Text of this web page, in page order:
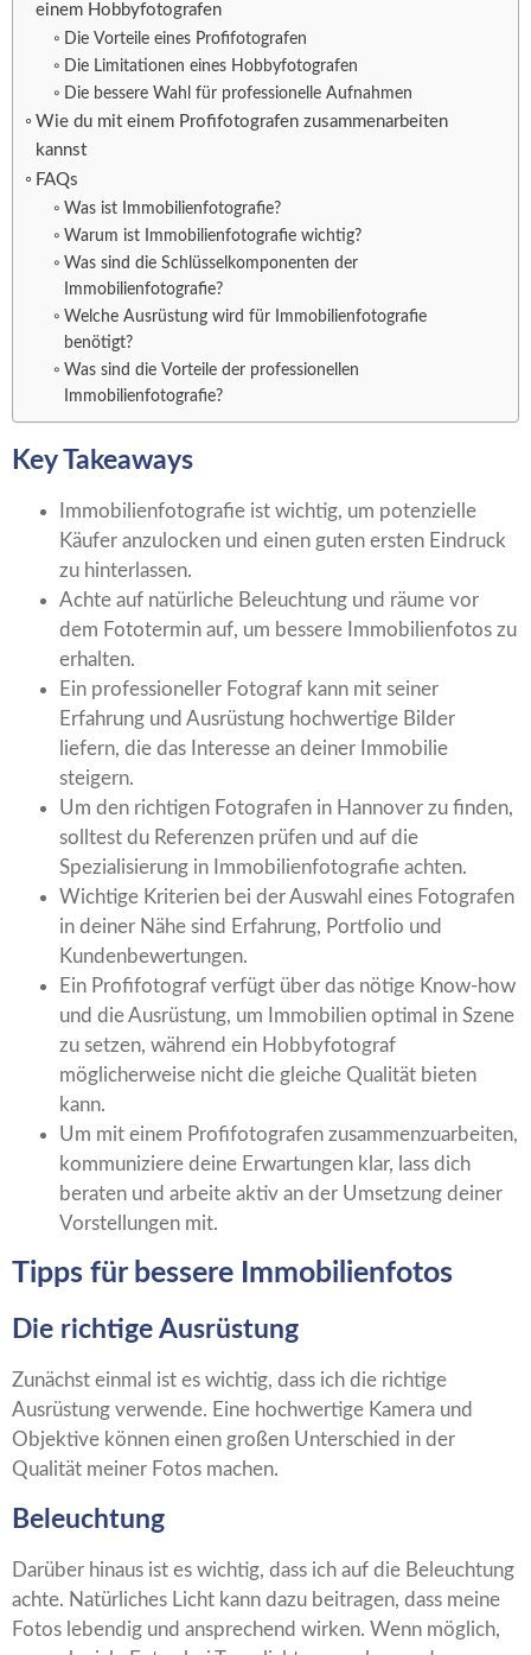
einem Hobbyfotografen
Die Vorteile eines Profifotografen
Die Limitationen eines Hobbyfotografen
Die bessere Wahl für professionelle Aufnahmen
Wie du mit einem Profifotografen zusammenarbeiten
kannst
FAQs
Was ist Immobilienfotografie?
Warum ist Immobilienfotografie wichtig?
Was sind die Schlüsselkomponenten der
Immobilienfotografie?
Welche Ausrüstung wird für Immobilienfotografie
benötigt?
Was sind die Vorteile der professionellen
Immobilienfotografie?
Key Takeaways
Immobilienfotografie ist wichtig, um potenzielle
Käufer anzulocken und einen guten ersten Eindruck
zu hinterlassen.
Achte auf natürliche Beleuchtung und räume vor
dem Fototermin auf, um bessere Immobilienfotos zu
erhalten.
Ein professioneller Fotograf kann mit seiner
Erfahrung und Ausrüstung hochwertige Bilder
liefern, die das Interesse an deiner Immobilie
steigern.
Um den richtigen Fotografen in Hannover zu finden,
solltest du Referenzen prüfen und auf die
Spezialisierung in Immobilienfotografie achten.
Wichtige Kriterien bei der Auswahl eines Fotografen
in deiner Nähe sind Erfahrung, Portfolio und
Kundenbewertungen.
Ein Profifotograf verfügt über das nötige Know-how
und die Ausrüstung, um Immobilien optimal in Szene
zu setzen, während ein Hobbyfotograf
möglicherweise nicht die gleiche Qualität bieten
kann.
Um mit einem Profifotografen zusammenzuarbeiten,
kommuniziere deine Erwartungen klar, lass dich
beraten und arbeite aktiv an der Umsetzung deiner
Vorstellungen mit.
Tipps für bessere Immobilienfotos
Die richtige Ausrüstung
Zunächst einmal ist es wichtig, dass ich die richtige
Ausrüstung verwende. Eine hochwertige Kamera und
Objektive können einen großen Unterschied in der
Qualität meiner Fotos machen.
Beleuchtung
Darüber hinaus ist es wichtig, dass ich auf die Beleuchtung
achte. Natürliches Licht kann dazu beitragen, dass meine
Fotos lebendig und ansprechend wirken. Wenn möglich,